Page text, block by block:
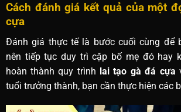
Cách đánh giá kết quả của một
cựa
Đánh giá thực tế là bước cuối cùng để
nên tiếp tục duy trì cặp bố mẹ đó hay
hoàn thành quy trình lai tạo gà đá cựa
tuổi trưởng thành, bạn cần thực hiện các